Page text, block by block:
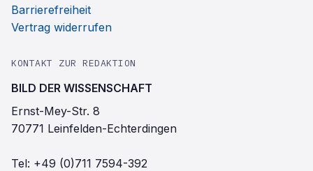
Barrierefreiheit
Vertrag widerrufen
KONTAKT ZUR REDAKTION
BILD DER WISSENSCHAFT
Ernst-Mey-Str. 8
70771 Leinfelden-Echterdingen
Tel: +49 (0)711 7594-392